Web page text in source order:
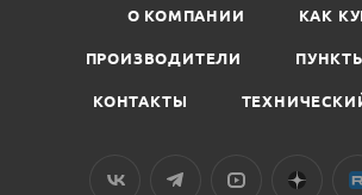
О КОМПАНИИ КАК
ПРОИЗВОДИТЕЛИ
КОНТАКТЫ